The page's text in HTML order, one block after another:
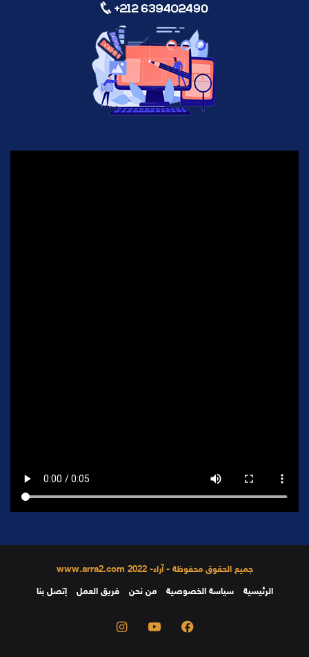
جميع الحقوق محفوظة - آراء- 2022 www.arra2.com
الرئيسية
سياسة الخصوصية من نحن فريق العمل إتصل بنا
فيسبوك يوتيوب